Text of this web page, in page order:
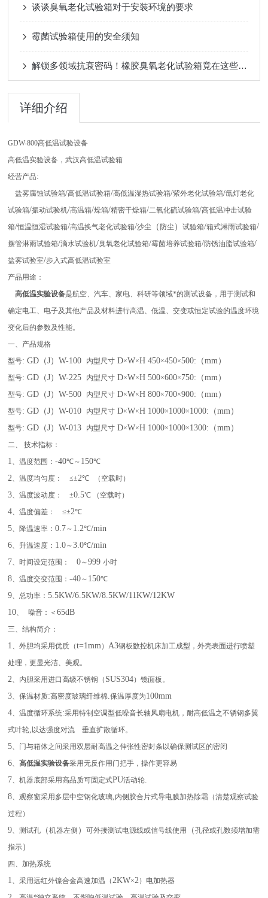
谈谈臭氧老化试验箱对于安装环境的要求
霉菌试验箱使用的安全须知
解锁多领域抗衰密码！橡胶臭氧老化试验箱竟在这些行业大显身手？
详细介绍
GDW-800高低温试验设备
高低温实验设备，武汉高低温试验箱
经营产品:
盐雾腐蚀试验箱/高低温试验箱/高低温湿热试验箱/紫外老化试验箱/氙灯老化
试验箱/振动试验机/高温箱/燥箱/精密干燥箱/二氧化硫试验箱/高低温冲击试验
箱/恒温恒湿试验箱/高温换气老化试验箱/沙尘 （防尘 ）试验箱/箱式淋雨试验箱/
摆管淋雨试验箱/滴水试验机/臭氧老化试验箱/霉菌培养试验箱/防锈油脂试验箱/
盐雾试验室/步入式高低温试验室
产品用途：
高低温实验设备是航空、汽车、家电、科研等领域*的测试设备，用于测试和
确定电工、电子及其他产品及材料进行高温、低温、交变或恒定试验的温度环境
变化后的参数及性能。
一、产品规格
型号: GD（J）W-100 内型尺寸 D×W×H 450×450×500:（mm）
型号: GD（J）W-225 内型尺寸 D×W×H 500×600×750:（mm）
型号: GD（J）W-500 内型尺寸 D×W×H 800×700×900:（mm）
型号: GD（J）W-010 内型尺寸 D×W×H 1000×1000×1000:（mm）
型号: GD（J）W-013 内型尺寸 D×W×H 1000×1000×1300:（mm）
二、 技术指标：
1、温度范围：-40℃～ 150℃
2、温度均匀度： ≤±2℃ （空载时）
3、温度波动度： ±0.5℃ （空载时）
4、温度偏差： ≤±2℃
5、降温速率：0.7～ 1.2℃/min
6、升温速度： 1.0～3.0℃/min
7、时间设定范围： 0～999小时
8、温度交变范围：-40～ 150℃
9、总功率：5.5KW/6.5KW/8.5KW/11KW/12KW
10、 噪音：＜65dB
三、结构简介：
1、外胆均采用优质（t=1mm）A3钢板数控机床加工成型，外壳表面进行喷塑
处理，更显光洁、美观。
2、内胆采用进口高级不锈钢（ SUS304）镜面板。
3、保温材质:高密度玻璃纤维棉.保温厚度为100mm
4、温度循环系统:采用特制空调型低噪音长轴风扇电机，耐高低温之不锈钢多翼
式叶轮, 以达强度对流 垂直扩散循环。
5、门与箱体之间采用双层耐高温之伸张性密封条以确保测试区的密闭
6、高低温实验设备采用无反作用门把手，操作更容易
7、机器底部采用高品质可固定式PU活动轮.
8、观察窗采用多层中空钢化玻璃,内侧胶合片式导电膜加热除霜（清楚观察试验
过程）
9、测试孔 （机器左侧 ）可外接测试电源线或信号线使用 （孔径或孔数须增加需
指示）
四、加热系统
1、采用远红外镍合金高速加温（2KW×2）电加热器